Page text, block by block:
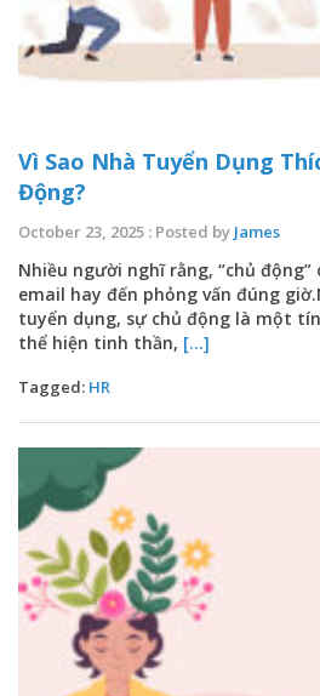
Vì Sao Nhà Tuyển Dụng
Động?
October 23, 2025 : Posted by James
Nhiều người nghĩ rằng, “chủ
email hay đến phỏng vấn đúng
tuyển dụng, sự chủ động là một
thể hiện tinh thần, [...]
Tagged: HR